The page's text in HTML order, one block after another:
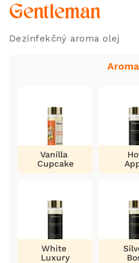
Gentleman
Dezinfekčný aroma olej
Vanilla
Cupcake
White
Luxury